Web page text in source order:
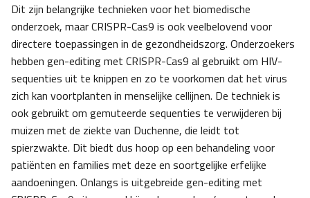
Dit zijn belangrijke technieken voor het biomedische
onderzoek, maar CRISPR-Cas9 is ook veelbelovend voor
directere toepassingen in de gezondheidszorg. Onderzoekers
hebben gen-editing met CRISPR-Cas9 al gebruikt om HIV-
sequenties uit te knippen en zo te voorkomen dat het virus
zich kan voortplanten in menselijke cellijnen. De techniek is
ook gebruikt om gemuteerde sequenties te verwijderen bij
muizen met de ziekte van Duchenne, die leidt tot
spierzwakte. Dit biedt dus hoop op een behandeling voor
patiënten en families met deze en soortgelijke erfelijke
aandoeningen. Onlangs is uitgebreide gen-editing met